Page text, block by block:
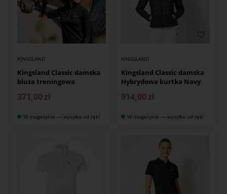
KINGSLAND
Kingsland Classic damska
bluza treningowa
371,00 zł
W magazynie — wysyłka od ręki
KINGSLAND
Kingsland Classic damska
Hybrydowa kurtka Navy
914,00 zł
W magazynie — wysyłka od ręki